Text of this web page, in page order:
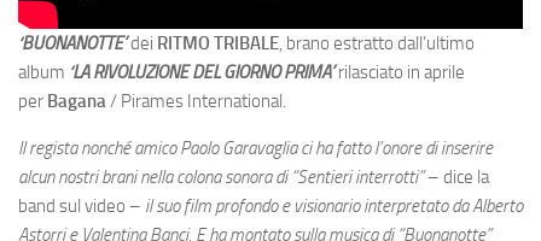
‘BUONANOTTE’dei RITMO TRIBALE, brano estratto dall’ultimo
album ‘LA RIVOLUZIONE DEL GIORNO PRIMA’rilasciato in aprile
per Bagana/ Pirames International.
Il regista nonché amico Paolo Garavaglia ci ha fatto l’onore di inserire
alcun nostri brani nella colona sonora di “Sentieri interrotti”– dice la
band sul video – il suo film profondo e visionario interpretato da Alberto
Astorri e Valentina Banci. E ha montato sulla musica di “Buonanotte”